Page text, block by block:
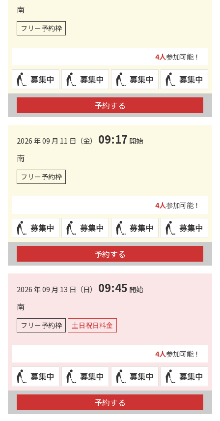
南
フリー予約枠
4人参加可能！
予約する
2026 年 09 月 11 日（金） 09:17 開始
南
フリー予約枠
4人参加可能！
予約する
2026 年 09 月 13 日（日） 09:45 開始
南
フリー予約枠 土日祝日料金
4人参加可能！
予約する